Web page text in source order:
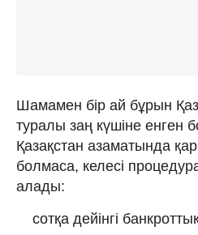
Шамамен бір ай бұрын
туралы заң күшіне енген
Қазақстан азаматында
болмаса, келесі
алады:
сотқа дейінгі